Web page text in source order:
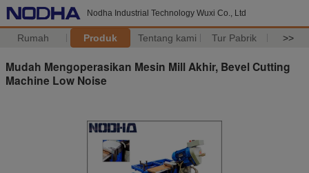
Nodha Industrial Technology Wuxi Co., Ltd
Rumah Produk Tentang kami Tur Pabrik >>
Mudah Mengoperasikan Mesin Mill Akhir, Bevel Cutting
Machine Low Noise